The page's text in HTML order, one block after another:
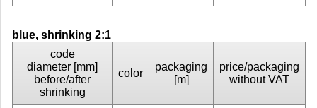
blue, shrinking 2:1
code
diameter [mm]
before/after
shrinking
color
packaging
[m]
price/packaging
without VAT